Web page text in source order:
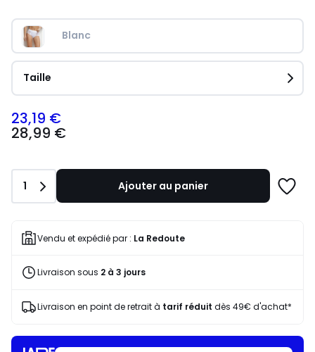
Blanc
Taille
28,99
€
programme
pour
23,19
23,19 €
28,99 €
Quantité
1 Ajouter au panier
Vendu et expédié par : La Redoute
Livraison sous 2 à 3 jours
Livraison en point de retrait à tarif réduit dès 49€ d'achat*